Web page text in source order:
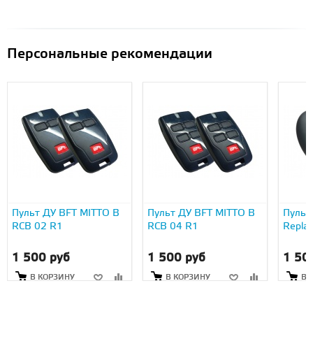
Персональные рекомендации
Пульт ДУ BFT MITTO B
RCB 02 R1
1 500 руб
В КОРЗИНУ
Пульт ДУ BFT MITTO B
RCB 04 R1
1 500 руб
В КОРЗИНУ
Replay
1
В